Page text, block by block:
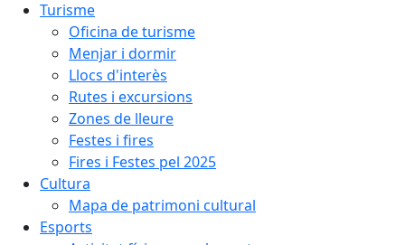
Turisme
Oficina de turisme
Menjar i dormir
Llocs d'interès
Rutes i excursions
Zones de lleure
Festes i fires
Fires i Festes pel 2025
Cultura
Mapa de patrimoni cultural
Esports